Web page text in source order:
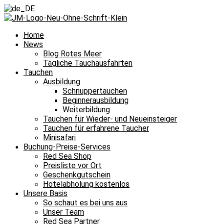
Home
News
Blog Rotes Meer
Tägliche Tauchausfahrten
Tauchen
Ausbildung
Schnuppertauchen
Beginnerausbildung
Weiterbildung
Tauchen für Wieder- und Neueinsteiger
Tauchen für erfahrene Taucher
Minisafari
Buchung-Preise-Services
Red Sea Shop
Preisliste vor Ort
Geschenkgutschein
Hotelabholung kostenlos
Unsere Basis
So schaut es bei uns aus
Unser Team
Red Sea Partner